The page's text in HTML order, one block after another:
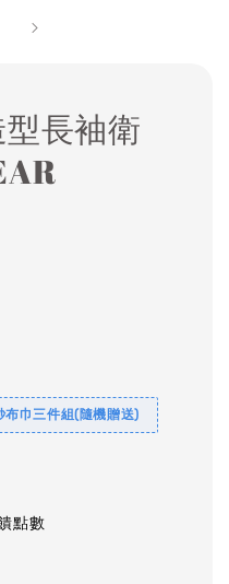
長袖衛
巾三件組(隨機贈送)
點數